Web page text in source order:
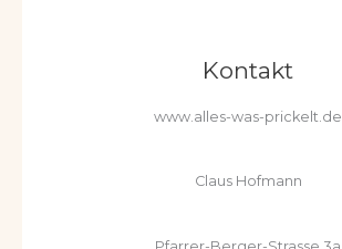
Kontakt
www.alles-was-prickelt.de
Claus Hofmann